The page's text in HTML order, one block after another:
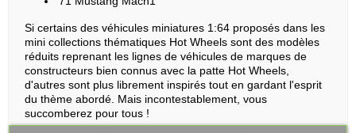
Si certains des véhicules miniatures 1:64 proposés dans les
mini collections thématiques Hot Wheels sont des modèles
réduits reprenant les lignes de véhicules de marques de
constructeurs bien connus avec la patte Hot Wheels,
d'autres sont plus librement inspirés tout en gardant l'esprit
du thème abordé. Mais incontestablement, vous
succomberez pour tous !